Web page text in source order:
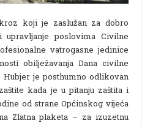
koji je zaslužan za dobro
upravljanje poslovima Civilne
vatrogasne jedinice
obilježavanja Dana civilne
je posthumno odlikovan
kada je u pitanju zaštita i
od strane Općinskog vijeća
Zlatna plaketa – za izuzetnu